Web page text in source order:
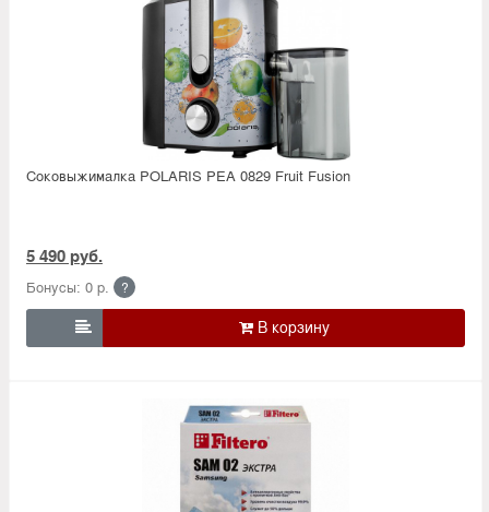
Соковыжималка POLARIS PEA 0829 Fruit Fusion
5 490 руб.
Бонусы: 0 р. ?
